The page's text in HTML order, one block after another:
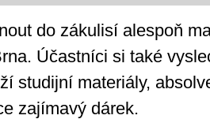
do zákulisí alespoň
Účastníci si také
studijní materiály,
zajímavý dárek.